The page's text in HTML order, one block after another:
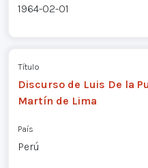
1964-02-01
Título
Discurso de Luis De la
Martín de Lima
País
Perú